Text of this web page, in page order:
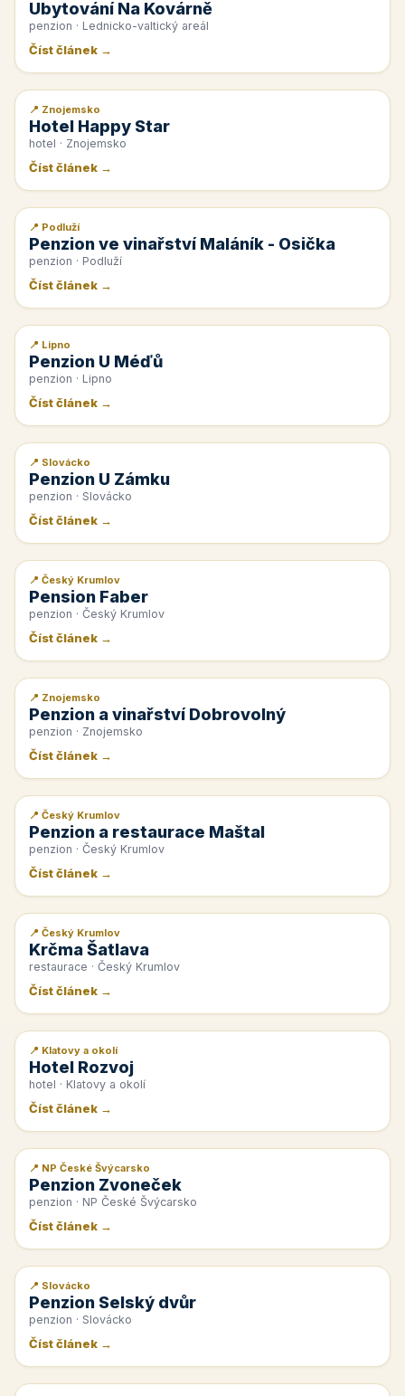
Ubytování Na Kovárně
penzion · Lednicko-valtický areál
Číst článek →
📰 PR článek
📍 Znojemsko
Hotel Happy Star
hotel · Znojemsko
Číst článek →
📰 PR článek
📍 Podluží
Penzion ve vinařství Maláník - Osička
penzion · Podluží
Číst článek →
📰 PR článek
📍 Lipno
Penzion U Méďů
penzion · Lipno
Číst článek →
📰 PR článek
📍 Slovácko
Penzion U Zámku
penzion · Slovácko
Číst článek →
📰 PR článek
📍 Český Krumlov
Pension Faber
penzion · Český Krumlov
Číst článek →
📰 PR článek
📍 Znojemsko
Penzion a vinařství Dobrovolný
penzion · Znojemsko
Číst článek →
📰 PR článek
📍 Český Krumlov
Penzion a restaurace Maštal
penzion · Český Krumlov
Číst článek →
📰 PR článek
📍 Český Krumlov
Krčma Šatlava
restaurace · Český Krumlov
Číst článek →
📰 PR článek
📍 Klatovy a okolí
Hotel Rozvoj
hotel · Klatovy a okolí
Číst článek →
📰 PR článek
📍 NP České Švýcarsko
Penzion Zvoneček
penzion · NP České Švýcarsko
Číst článek →
📰 PR článek
📍 Slovácko
Penzion Selský dvůr
penzion · Slovácko
Číst článek →